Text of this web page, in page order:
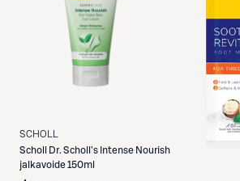
SCHOLL
Scholl
Dr. Scholl's Intense Nourish
jalkavoide 150ml